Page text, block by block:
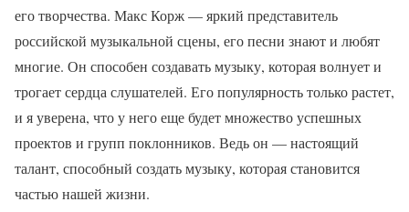
его творчества. Макс Корж — яркий представитель
российской музыкальной сцены, его песни знают и любят
многие. Он способен создавать музыку, которая волнует и
трогает сердца слушателей. Его популярность только растет,
и я уверена, что у него еще будет множество успешных
проектов и групп поклонников. Ведь он — настоящий
талант, способный создать музыку, которая становится
частью нашей жизни.